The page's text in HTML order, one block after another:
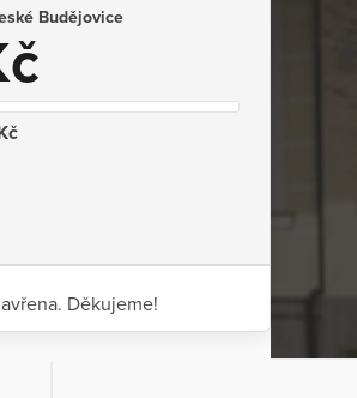
Budějovice
Děkujeme!